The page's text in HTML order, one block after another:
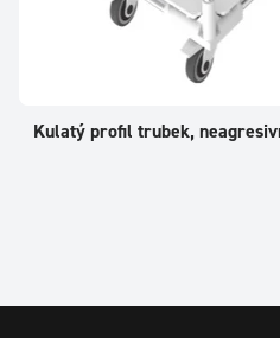
Kulatý profil trubek,